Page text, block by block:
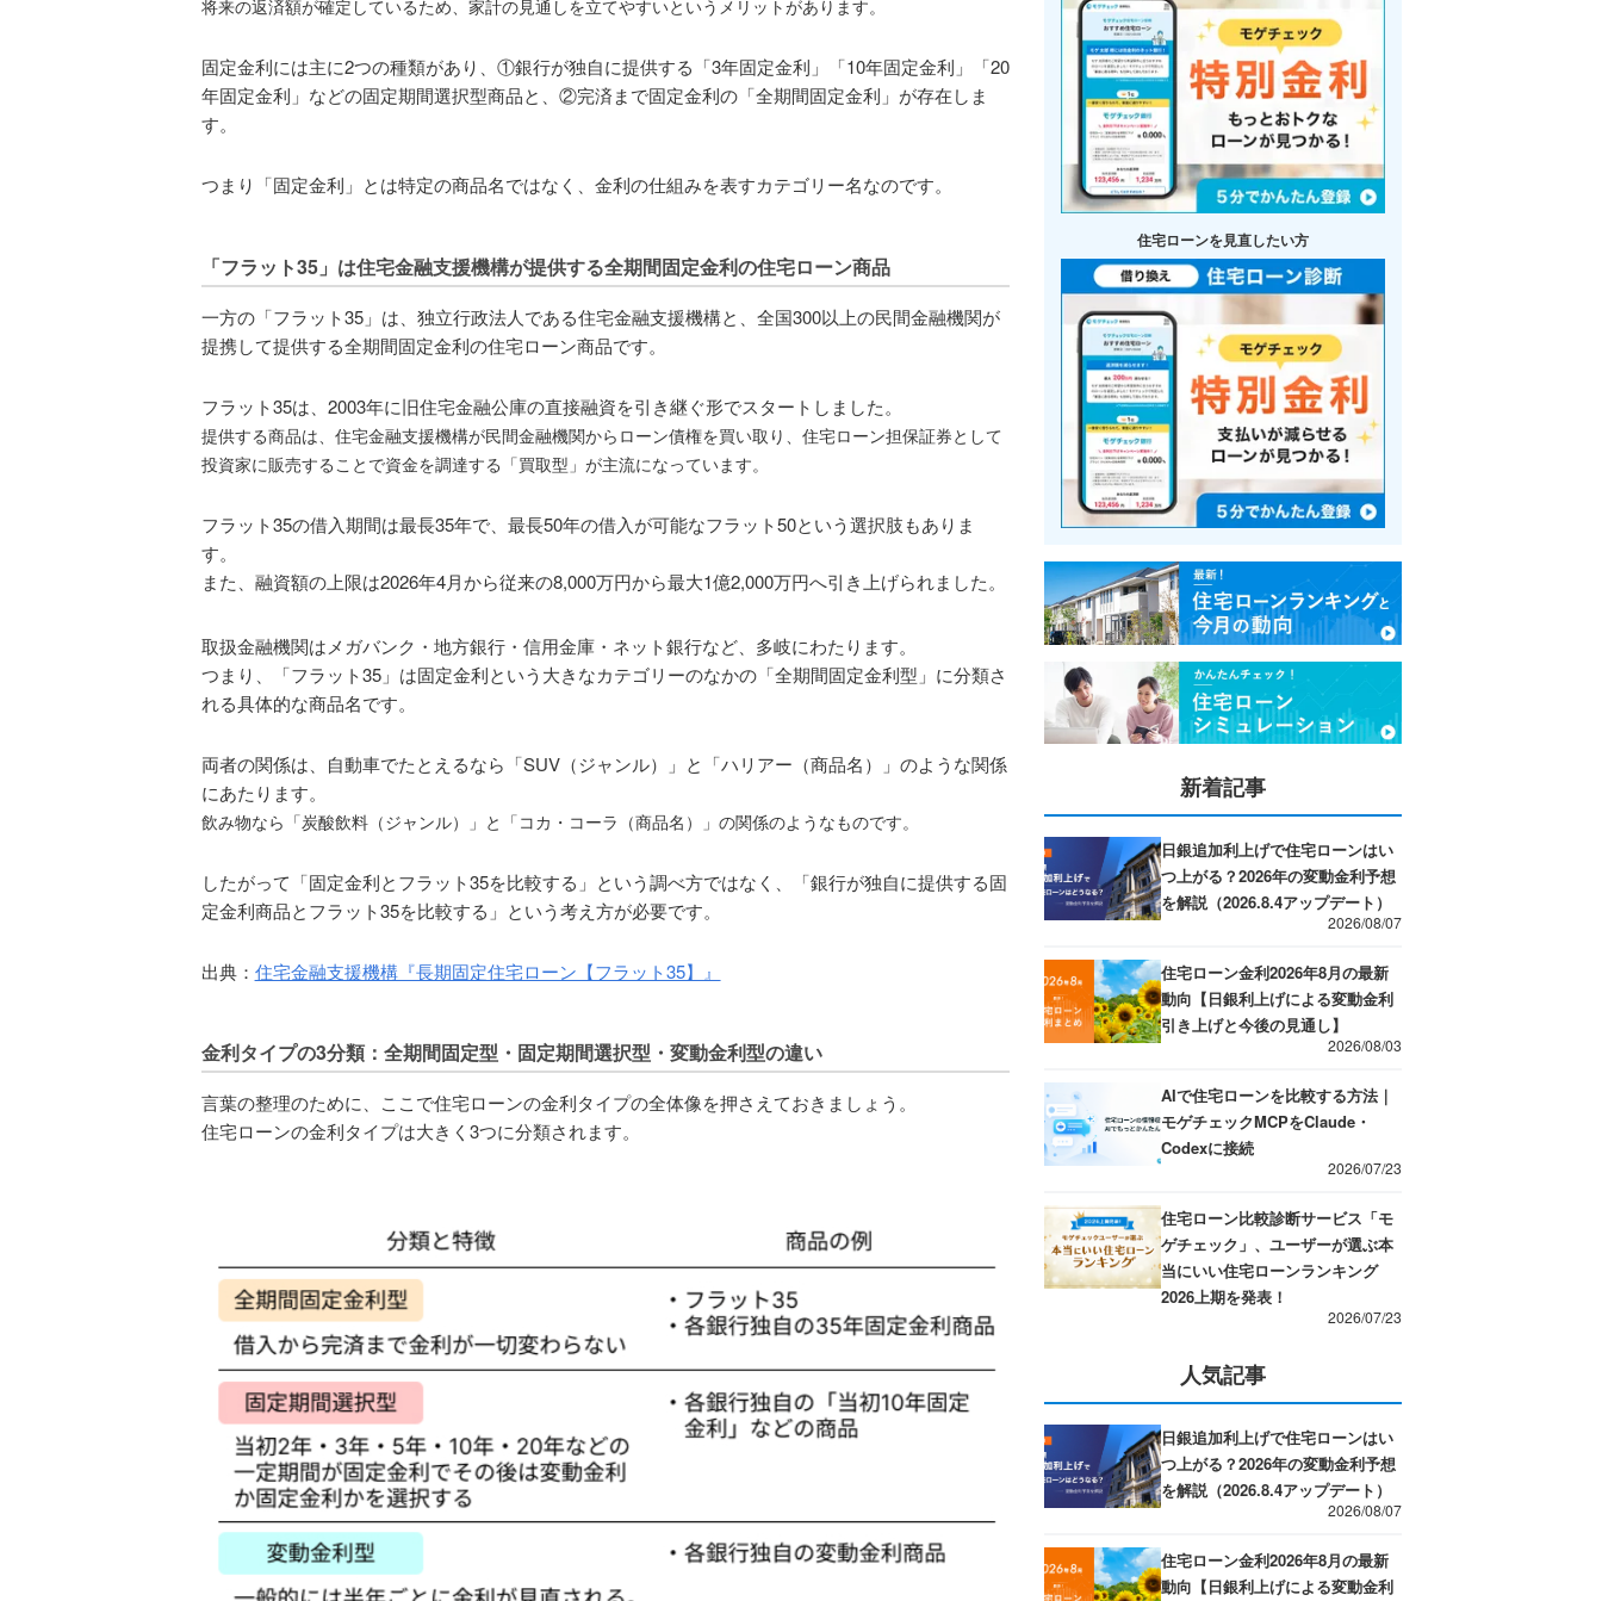
将来の返済額が確定しているため、家計の見通しを立てやすいというメリットがあります。
固定金利には主に2つの種類があり、①銀行が独自に提供する「3年固定金利」「10年固定金利」「20
年固定金利」などの固定期間選択型商品と、②完済まで固定金利の「全期間固定金利」が存在しま
す。
つまり「固定金利」とは特定の商品名ではなく、金利の仕組みを表すカテゴリー名なのです。
「フラット35」は住宅金融支援機構が提供する全期間固定金利の住宅ローン商品
一方の「フラット35」は、独立行政法人である住宅金融支援機構と、全国300以上の民間金融機関が
提携して提供する全期間固定金利の住宅ローン商品です。
フラット35は、2003年に旧住宅金融公庫の直接融資を引き継ぐ形でスタートしました。
提供する商品は、住宅金融支援機構が民間金融機関からローン債権を買い取り、住宅ローン担保証券として
投資家に販売することで資金を調達する「買取型」が主流になっています。
フラット35の借入期間は最長35年で、最長50年の借入が可能なフラット50という選択肢もありま
す。
また、融資額の上限は2026年4月から従来の8,000万円から最大1億2,000万円へ引き上げられました。
取扱金融機関はメガバンク・地方銀行・信用金庫・ネット銀行など、多岐にわたります。
つまり、「フラット35」は固定金利という大きなカテゴリーのなかの「全期間固定金利型」に分類さ
れる具体的な商品名です。
両者の関係は、自動車でたとえるなら「SUV（ジャンル）」と「ハリアー（商品名）」のような関係
にあたります。
飲み物なら「炭酸飲料（ジャンル）」と「コカ・コーラ（商品名）」の関係のようなものです。
したがって「固定金利とフラット35を比較する」という調べ方ではなく、「銀行が独自に提供する固
定金利商品とフラット35を比較する」という考え方が必要です。
出典： 住宅金融支援機構『長期固定住宅ローン【フラット35】』
金利タイプの3分類：全期間固定型・固定期間選択型・変動金利型の違い
言葉の整理のために、ここで住宅ローンの金利タイプの全体像を押さえておきましょう。
住宅ローンの金利タイプは大きく3つに分類されます。
住宅ローンを見直したい方
新着記事
日銀追加利上げで住宅ローンはい
つ上がる？2026年の変動金利予想
を解説（2026.8.4アップデート）
2026/08/07
住宅ローン金利2026年8月の最新
動向【日銀利上げによる変動金利
引き上げと今後の見通し】
2026/08/03
AIで住宅ローンを比較する方法｜
モゲチェックMCPをClaude・
Codexに接続
2026/07/23
住宅ローン比較診断サービス「モ
ゲチェック」、ユーザーが選ぶ本
当にいい住宅ローンランキング
2026上期を発表！
2026/07/23
人気記事
日銀追加利上げで住宅ローンはい
つ上がる？2026年の変動金利予想
を解説（2026.8.4アップデート）
2026/08/07
住宅ローン金利2026年8月の最新
動向【日銀利上げによる変動金利